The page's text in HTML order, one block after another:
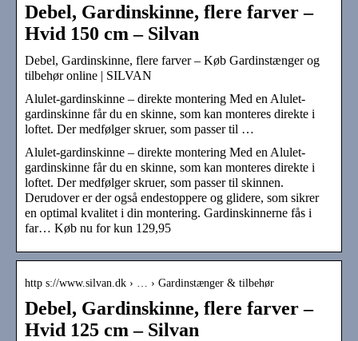
Debel, Gardinskinne, flere farver –
Hvid 150 cm – Silvan
Debel, Gardinskinne, flere farver – Køb Gardinstænger og
tilbehør online | SILVAN
Alulet-gardinskinne – direkte montering Med en Alulet-
gardinskinne får du en skinne, som kan monteres direkte i
loftet. Der medfølger skruer, som passer til …
Alulet-gardinskinne – direkte montering Med en Alulet-
gardinskinne får du en skinne, som kan monteres direkte i
loftet. Der medfølger skruer, som passer til skinnen.
Derudover er der også endestoppere og glidere, som sikrer
en optimal kvalitet i din montering. Gardinskinnerne fås i
far… Køb nu for kun 129,95
http s://www.silvan.dk › … › Gardinstænger & tilbehør
Debel, Gardinskinne, flere farver –
Hvid 125 cm – Silvan